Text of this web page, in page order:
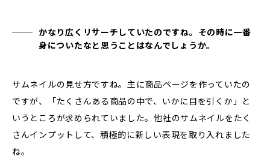
かなり広くリサーチしていたのですね。その時に一番
身についたなと思うことはなんでしょうか。
サムネイルの見せ方ですね。主に商品ページを作っていたの
ですが、「たくさんある商品の中で、いかに目を引くか」と
いうところが求められていました。他社のサムネイルをたく
さんインプットして、積極的に新しい表現を取り入れました
ね。